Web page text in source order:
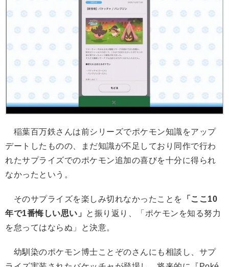
稲葉百万鉄さんは前シリーズでポケモン知識をアップ
デートしたものの、まだ知識が不足しており同作で行わ
れたサプライズでのポケモン追加の喜びを十分に得られ
なかったという。
そのサプライズを楽しみ切れなかったことを 「ここ10
年で1番悔しい思い」
と振り返り、「ポケモンを知る努力
を怠ってはならぬ」と決意。
幼馴染のポケモン博士ことぞのさんにも相談し、サプ